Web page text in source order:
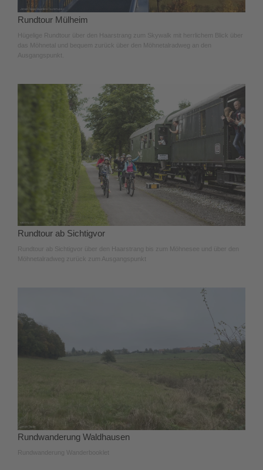
Rundtour Mülheim
Hügelige Rundtour über den Haarstrang zum Skywalk mit herrlichem Blick über
das Möhnetal und bequem zurück über den Möhnetalradweg an den
Ausgangspunkt.
Rundtour ab Sichtigvor
Rundtour ab Sichtigvor über den Haarstrang bis zum Möhnesee und über den
Möhnetalradweg zurück zum Ausgangspunkt
Rundwanderung Waldhausen
Rundwanderung Wanderbooklet